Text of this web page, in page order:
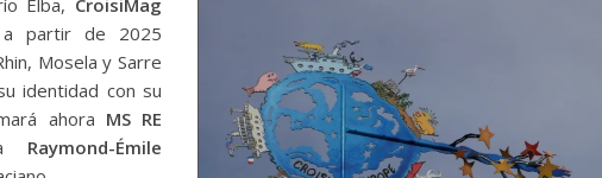
Elba, CroisiMag
a partir de 2025
Mosela y Sarre
identidad con su
ahora MS RE
Raymond-Émile